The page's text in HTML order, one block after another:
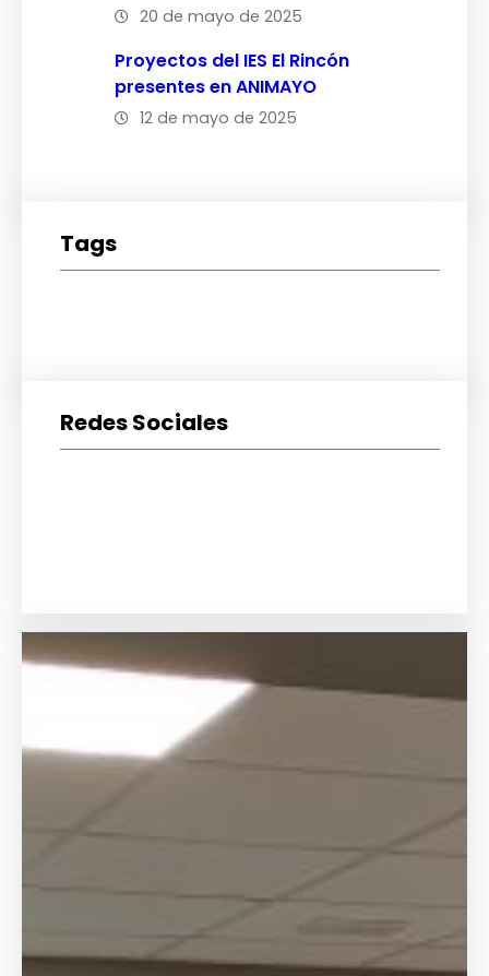
20 de mayo de 2025
Proyectos del IES El Rincón
presentes en ANIMAYO
12 de mayo de 2025
Tags
Redes Sociales